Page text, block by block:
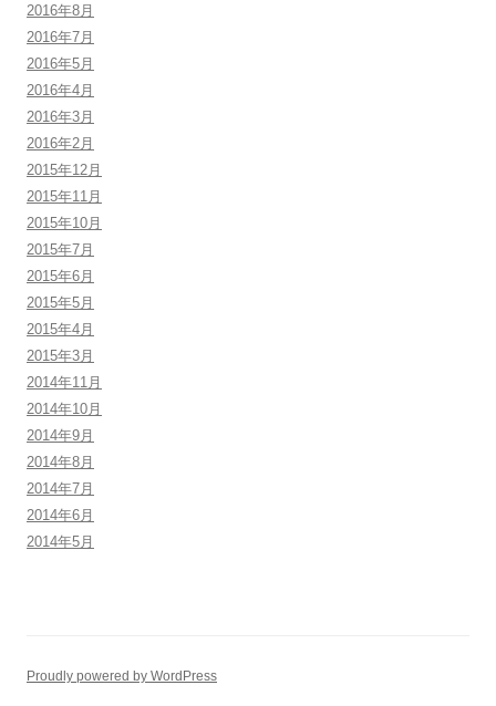
2016年8月
2016年7月
2016年5月
2016年4月
2016年3月
2016年2月
2015年12月
2015年11月
2015年10月
2015年7月
2015年6月
2015年5月
2015年4月
2015年3月
2014年11月
2014年10月
2014年9月
2014年8月
2014年7月
2014年6月
2014年5月
Proudly powered by WordPress